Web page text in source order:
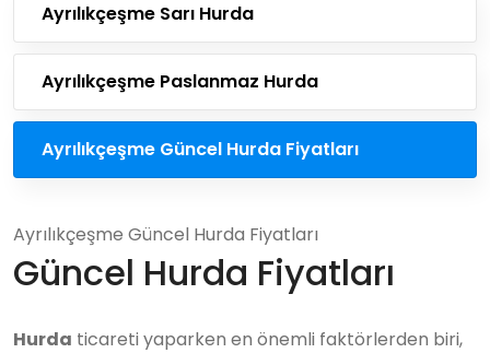
Ayrılıkçeşme Sarı Hurda
Ayrılıkçeşme Paslanmaz Hurda
Ayrılıkçeşme Güncel Hurda Fiyatları
Ayrılıkçeşme Güncel Hurda Fiyatları
Güncel Hurda Fiyatları
Hurda ticareti yaparken en önemli faktörlerden biri,